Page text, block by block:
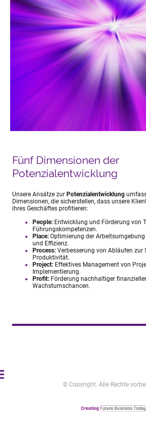
Fünf Dimensionen der
Potenzialentwicklung
Unsere Ansätze zur Potenzialentwicklung
Dimensionen, die sicherstellen, dass unsere
ihres Geschäftes profitieren:
People: Entwicklung und Förderung von
Führungskompetenzen.
Place: Optimierung der
und Effizienz.
Process: Verbesserung von Abläufen zur
Produktivität.
Project: Effektives Management von
Implementierung.
Profit: Förderung nachhaltiger
Wachstumschancen.
© Copyright. Alle Rechte